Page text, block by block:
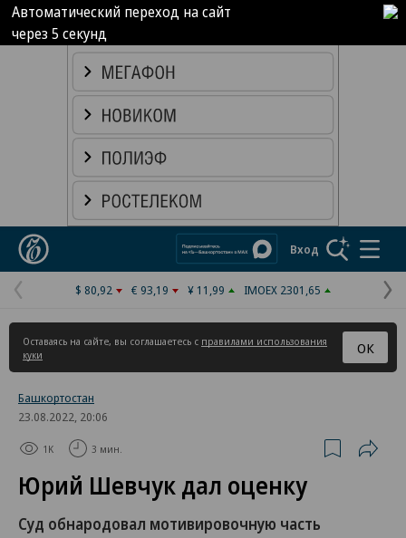
Автоматический переход на сайт
через4 секунд
Реклама в «Ъ» www.kommersant.ru/ad
Вход
Предыдущая
страница
$ 80,92 € 93,19 ¥ 11,99 IMOEX 2301,65
Оставаясь на сайте, вы соглашаетесь с правилами использования
куки
ОК
Башкортостан
23.08.2022, 20:06
1K 3 мин.
Юрий Шевчук дал оценку
Суд обнародовал мотивировочную часть